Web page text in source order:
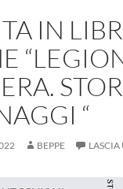
IN
“
BEPPE